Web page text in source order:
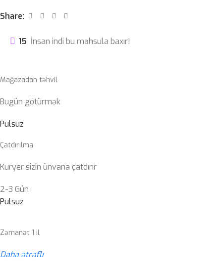
Share:
15 İnsan indi bu məhsula baxır!
Mağazadan təhvil
Bugün götürmək
Pulsuz
Çatdırılma
Kuryer sizin ünvana çatdırır
2-3 Gün
Pulsuz
Zəmanət 1 il
Daha ətraflı